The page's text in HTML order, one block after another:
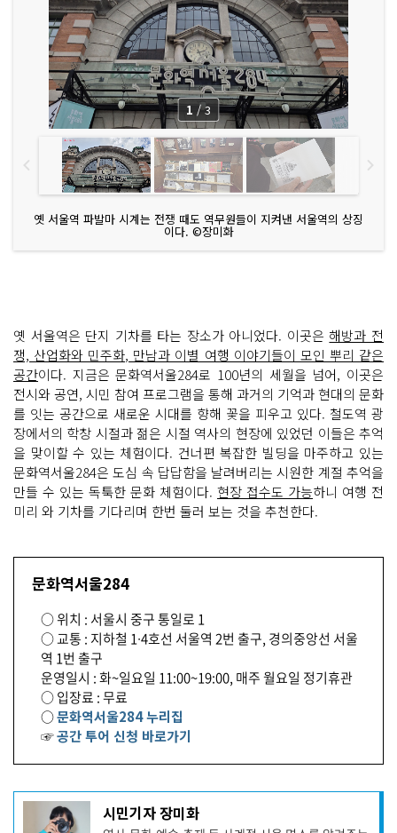
옛 서울역 파발마 시계는 전쟁 때도 역무원들이 지켜낸 서울역의 상징
이다. ©장미화
1 / 3
옛 서울역은 단지 기차를 타는 장소가 아니었다. 이곳은 해방과 전
쟁, 산업화와 민주화, 만남과 이별 여행 이야기들이 모인 뿌리 같은
공간이다. 지금은 문화역서울284로 100년의 세월을 넘어, 이곳은
전시와 공연, 시민 참여 프로그램을 통해 과거의 기억과 현대의 문화
를 잇는 공간으로 새로운 시대를 향해 꽃을 피우고 있다. 철도역 광
장에서의 학창 시절과 젊은 시절 역사의 현장에 있었던 이들은 추억
을 맞이할 수 있는 체험이다. 건너편 복잡한 빌딩을 마주하고 있는
문화역서울284은 도심 속 답답함을 날려버리는 시원한 계절 추억을
만들 수 있는 독툭한 문화 체험이다. 현장 접수도 가능하니 여행 전
미리 와 기차를 기다리며 한번 둘러 보는 것을 추천한다.
문화역서울284
○ 위치 : 서울시 중구 통일로 1
○ 교통 : 지하철 1∙4호선 서울역 2번 출구, 경의중앙선 서울
역 1번 출구
운영일시 : 화~일요일 11:00~19:00, 매주 월요일 정기휴관
○ 입장료 : 무료
○문화역서울284 누리집
☞공간 투어 신청 바로가기
기 시민기자 장미화